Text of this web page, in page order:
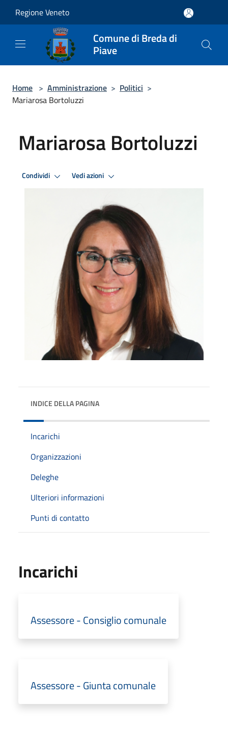
Regione Veneto
Comune di Breda di
Piave
Home > Amministrazione > Politici >
Mariarosa Bortoluzzi
Mariarosa Bortoluzzi
Condividi Vedi azioni
INDICE DELLA PAGINA
Incarichi
Organizzazioni
Deleghe
Ulteriori informazioni
Punti di contatto
Incarichi
Assessore - Consiglio comunale
Assessore - Giunta comunale